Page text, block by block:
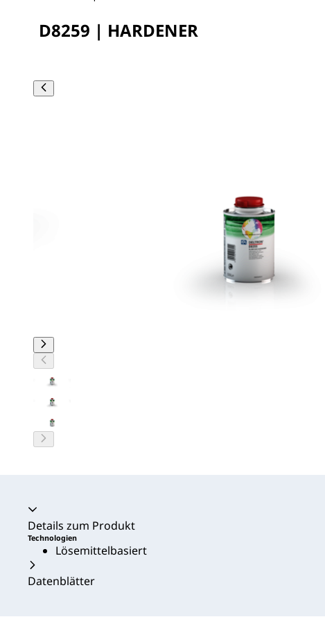
D8259 | HARDENER
Akkordeon zusammengeklappt
Details zum Produkt
Technologien
Lösemittelbasiert
Datenblätter